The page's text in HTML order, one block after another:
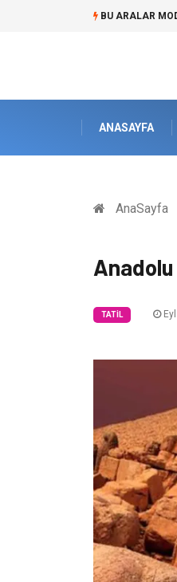
BU ARALAR
ANASAYFA
AnaSayfa
TATIL Eyl